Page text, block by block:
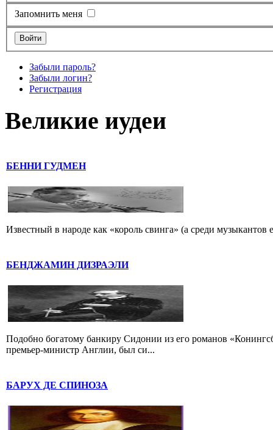
Запомнить меня
Забыли пароль?
Забыли логин?
Регистрация
Великие иудеи
БЕННИ ГУДМЕН
Известный в народе как «король свинга» (а среди
БЕНДЖАМИН ДИЗРАЭЛИ
Подобно богатому банкиру Сидонии из его романов
премьер-министр Англии, был си...
БАРУХ ДЕ СПИНОЗА